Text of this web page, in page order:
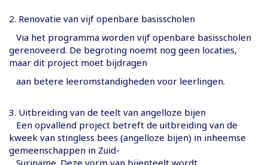
2. Renovatie van vijf openbare basisscholen
Via het programma worden vijf openbare basisscholen
gerenoveerd. De begroting noemt nog geen locaties,
maar dit project moet bijdragen
aan betere leeromstandigheden voor leerlingen.
3. Uitbreiding van de teelt van angelloze bijen
Een opvallend project betreft de uitbreiding van de
kweek van stingless bees (angelloze bijen) in inheemse
gemeenschappen in Zuid-
Suriname. Deze vorm van bijenteelt wordt